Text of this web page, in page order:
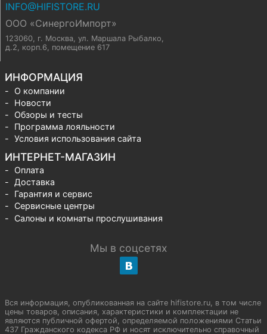
INFO@HIFISTORE.RU
ООО «СинергоИмпорт»
123060, г. Москва, ул. Маршала Рыбалко,
д.2, корп.6, помещение 617
ИНФОРМАЦИЯ
О компании
Новости
Обзоры и тесты
Программа лояльности
Условия использования сайта
ИНТЕРНЕТ-МАГАЗИН
Оплата
Доставка
Гарантия и сервис
Сервисные центры
Салоны и комнаты прослушивания
Мы в соцсетях
Вся информация, опубликованная на сайте hifistore.ru, в том числе
цены товаров, описания, характеристики и комплектации не
являются публичной офертой, определяемой положениями Статьи
437 Гражданского кодекса РФ и носят исключительно справочный